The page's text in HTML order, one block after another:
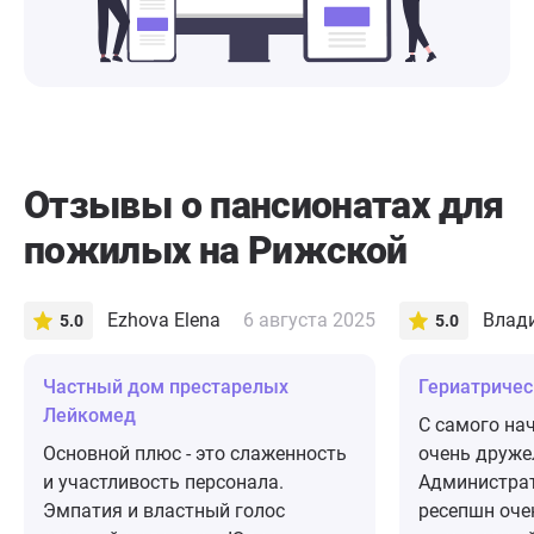
Отзывы о пансионатах для
пожилых на Рижской
5.0 Ezhova Elena 6 августа 2025
Частный дом престарелых
Лейкомед
Основной плюс - это слаженность
и участливость персонала.
Эмпатия и властный голос
5.0
С самого
очень
ресепшн